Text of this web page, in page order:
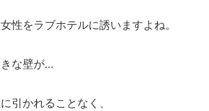
性をラブホテルに誘いますよね。
な壁が…
引かれることなく、